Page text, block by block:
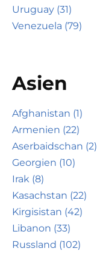
Uruguay (31)
Venezuela (79)
Asien
Afghanistan (1)
Armenien (22)
Aserbaidschan (2)
Georgien (10)
Irak (8)
Kasachstan (22)
Kirgisistan (42)
Libanon (33)
Russland (102)